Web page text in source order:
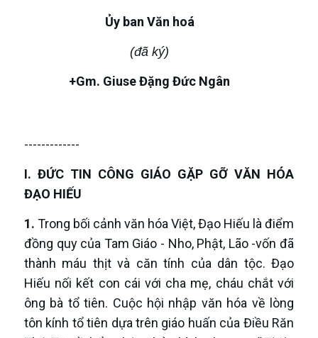
Ủy ban Văn hoá
(đã ký)
+Gm. Giuse Đặng Đức Ngân
-------------
I. ĐỨC TIN CÔNG GIÁO GẶP GỠ VĂN HÓA
ĐẠO HIẾU
1. Trong bối cảnh văn hóa Việt, Đạo Hiếu là điểm
đồng quy của Tam Giáo - Nho, Phật, Lão -vốn đã
thành máu thịt và căn tính của dân tộc. Đạo
Hiếu nối kết con cái với cha mẹ, cháu chắt với
ông bà tổ tiên. Cuộc hội nhập văn hóa về lòng
tôn kính tổ tiên dựa trên giáo huấn của Điều Răn